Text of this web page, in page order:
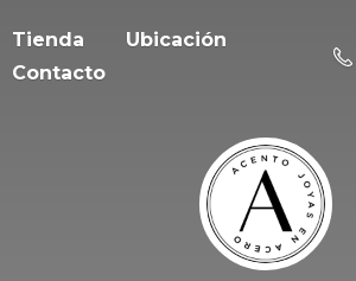
Tienda
Ubicación
Contacto